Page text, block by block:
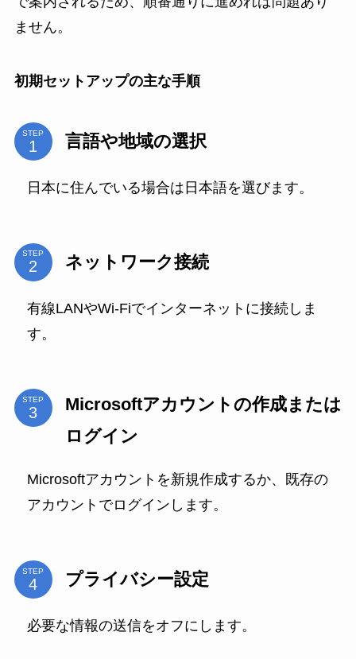
ません。
初期セットアップの主な手順
STEP 言語や地域の選択
日本に住んでいる場合は日本語を選びます。
STEP ネットワーク接続
有線LANやWi-Fiでインターネットに接続しま
す。
STEP
Microsoftアカウントの作成または
ログイン
Microsoftアカウントを新規作成するか、既存の
アカウントでログインします。
STEP プライバシー設定
必要な情報の送信をオフにします。